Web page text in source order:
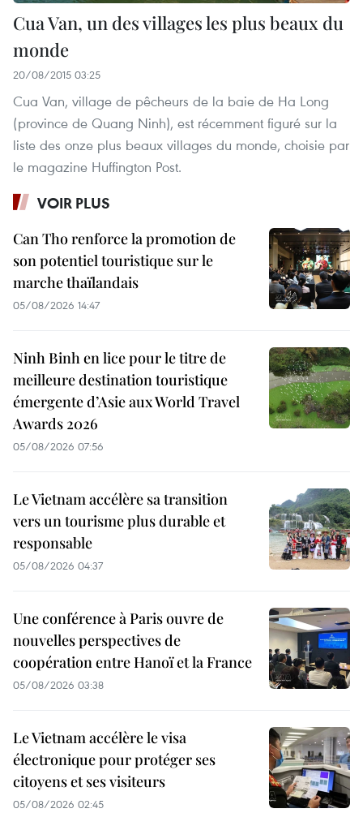
Cua Van, un des villages les plus beaux du
monde
20/08/2015 03:25
Cua Van, village de pêcheurs de la baie de Ha Long
(province de Quang Ninh), est récemment figuré sur la
liste des onze plus beaux villages du monde, choisie par
le magazine Huffington Post.
VOIR PLUS
Can Tho renforce la promotion de
son potentiel touristique sur le
marche thaïlandais
05/08/2026 14:47
Ninh Binh en lice pour le titre de
meilleure destination touristique
émergente d’Asie aux World Travel
Awards 2026
05/08/2026 07:56
Le Vietnam accélère sa transition
vers un tourisme plus durable et
responsable
05/08/2026 04:37
Une conférence à Paris ouvre de
nouvelles perspectives de
coopération entre Hanoï et la France
05/08/2026 03:38
Le Vietnam accélère le visa
électronique pour protéger ses
citoyens et ses visiteurs
05/08/2026 02:45